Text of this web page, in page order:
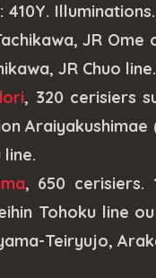
410Y.
JR Ome
JR Chuo line.
, 320 cerisiers
Araiyakushimae
line.
, 650 cerisiers.
Tohoku line
Teiryujo,